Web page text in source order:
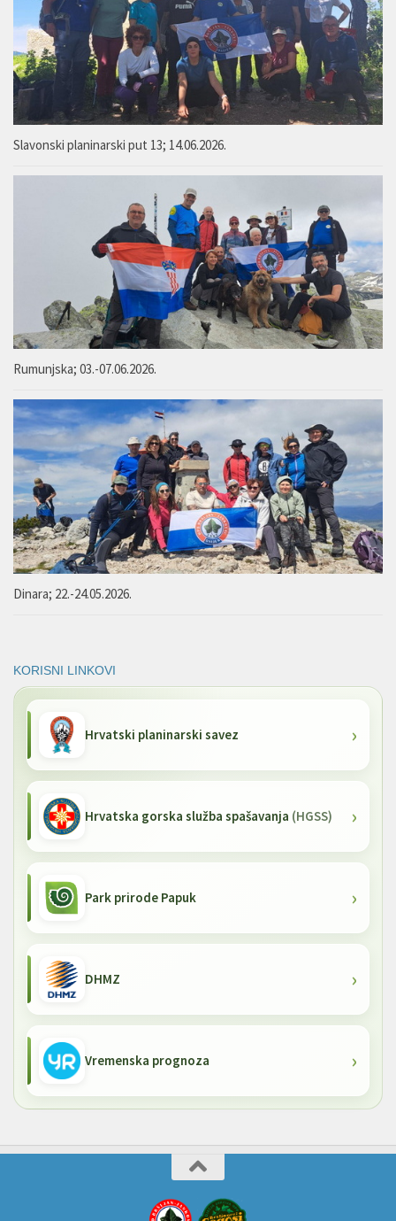
Slavonski planinarski put 13; 14.06.2026.
Rumunjska; 03.-07.06.2026.
Dinara; 22.-24.05.2026.
KORISNI LINKOVI
Hrvatski planinarski savez
Hrvatska gorska služba spašavanja (HGSS)
Park prirode Papuk
DHMZ
Vremenska prognoza